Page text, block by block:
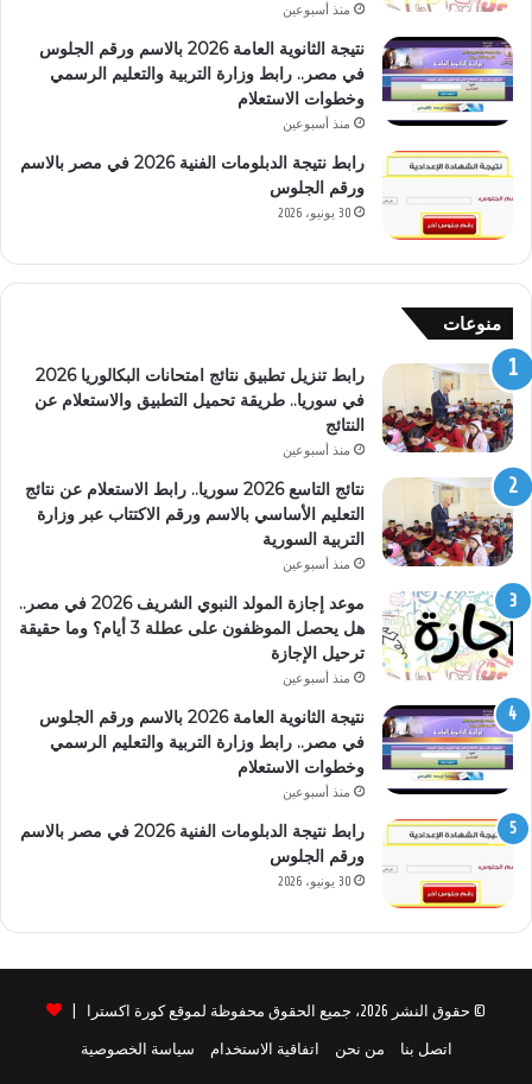
منذ أسبوعين
نتيجة الثانوية العامة 2026 بالاسم ورقم الجلوس
في مصر.. رابط وزارة التربية والتعليم الرسمي
وخطوات الاستعلام
منذ أسبوعين
رابط نتيجة الدبلومات الفنية 2026 في مصر بالاسم
ورقم الجلوس
30 يونيو، 2026
منوعات
رابط تنزيل تطبيق نتائج امتحانات البكالوريا 2026
في سوريا.. طريقة تحميل التطبيق والاستعلام عن
النتائج
منذ أسبوعين
نتائج التاسع 2026 سوريا.. رابط الاستعلام عن نتائج
التعليم الأساسي بالاسم ورقم الاكتتاب عبر وزارة
التربية السورية
منذ أسبوعين
موعد إجازة المولد النبوي الشريف 2026 في مصر..
هل يحصل الموظفون على عطلة 3 أيام؟ وما حقيقة
ترحيل الإجازة
منذ أسبوعين
نتيجة الثانوية العامة 2026 بالاسم ورقم الجلوس
في مصر.. رابط وزارة التربية والتعليم الرسمي
وخطوات الاستعلام
منذ أسبوعين
رابط نتيجة الدبلومات الفنية 2026 في مصر بالاسم
ورقم الجلوس
30 يونيو، 2026
© حقوق النشر 2026، جميع الحقوق محفوظة لموقع كورة اكسترا |
اتصل بنا من نحن اتفاقية الاستخدام سياسة الخصوصية